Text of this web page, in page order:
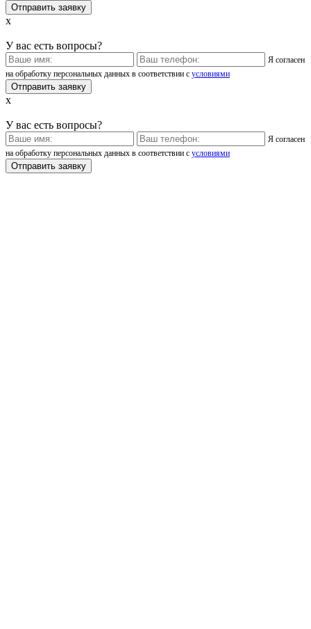
x
У вас есть вопросы?
Я согласен
на обработку персональных данных в соответствии с условиями
x
У вас есть вопросы?
Я согласен
на обработку персональных данных в соответствии с условиями